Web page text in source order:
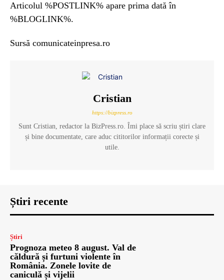
Articolul %POSTLINK% apare prima dată în
%BLOGLINK%.
Sursă comunicateinpresa.ro
Cristian
https://bizpress.ro
Sunt Cristian, redactor la BizPress.ro. Îmi place să scriu știri clare
și bine documentate, care aduc cititorilor informații corecte și
utile.
Știri recente
Știri
Prognoza meteo 8 august. Val de
căldură și furtuni violente în
România. Zonele lovite de
caniculă și vijelii